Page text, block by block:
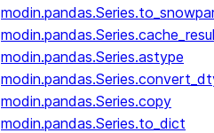
modin.pandas.Series.astype
modin.pandas.Series.copy
modin.pandas.Series.to_dict